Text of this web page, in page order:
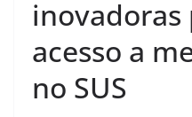
inovadoras
acesso a
no SUS